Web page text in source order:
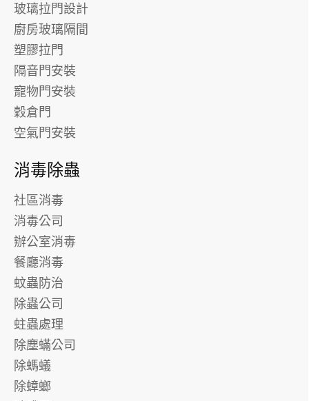
玻璃拉門設計
廚房玻璃隔間
塑膠拉門
隔音門安裝
寵物門安裝
穀倉門
空氣門安裝
消毒除蟲
社區消毒
消毒公司
辦公室消毒
餐廳消毒
蚊蟲防治
除蟲公司
蛀蟲處理
除塵蟎公司
除螞蟻
除蟑螂